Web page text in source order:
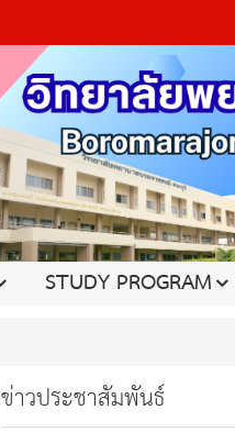
STUDY PROGRAM
ข่าวประชาสัมพันธ์